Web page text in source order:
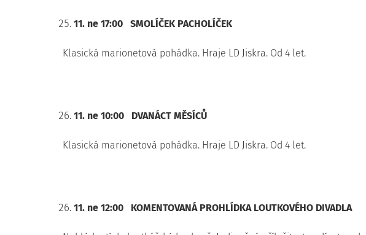
11. ne 17:00 SMOLÍČEK PACHOLÍČEK
Klasická marionetová pohádka. Hraje LD Jiskra. Od 4 let.
11. ne 10:00 DVANÁCT MĚSÍCŮ
Klasická marionetová pohádka. Hraje LD Jiskra. Od 4 let.
11. ne 12:00 KOMENTOVANÁ PROHLÍDKA LOUTKOVÉHO DIVADLA